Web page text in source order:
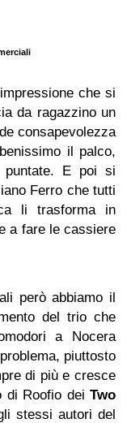
che si
da ragazzino un
consapevolezza
il palco,
puntate. E poi si
Ferro che tutti
li trasforma in
a fare le cassiere
però abbiamo il
del trio che
a Nocera
piuttosto
di più e cresce
di Roofio dei Two
stessi autori del